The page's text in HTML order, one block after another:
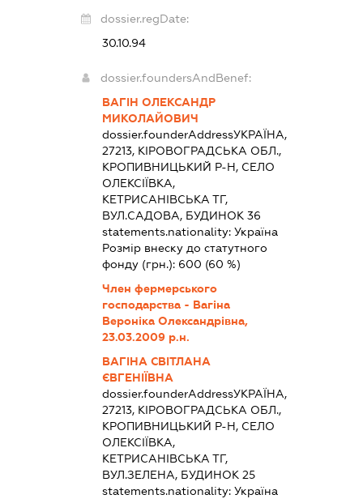
dossier.regDate:
30.10.94
dossier.foundersAndBenef:
ВАГІН ОЛЕКСАНДР
МИКОЛАЙОВИЧ
dossier.founderAddressУКРАЇНА,
27213, КІРОВОГРАДСЬКА ОБЛ.,
КРОПИВНИЦЬКИЙ Р-Н, СЕЛО
ОЛЕКСІЇВКА,
КЕТРИСАНІВСЬКА ТГ,
ВУЛ.САДОВА, БУДИНОК 36
statements.nationality: Україна
Розмір внеску до статутного
фонду (грн.): 600 (60 %)
Член фермерського
господарства - Вагіна
Вероніка Олександрівна,
23.03.2009 р.н.
ВАГІНА СВІТЛАНА
ЄВГЕНІЇВНА
dossier.founderAddressУКРАЇНА,
27213, КІРОВОГРАДСЬКА ОБЛ.,
КРОПИВНИЦЬКИЙ Р-Н, СЕЛО
ОЛЕКСІЇВКА,
КЕТРИСАНІВСЬКА ТГ,
ВУЛ.ЗЕЛЕНА, БУДИНОК 25
statements.nationality: Україна